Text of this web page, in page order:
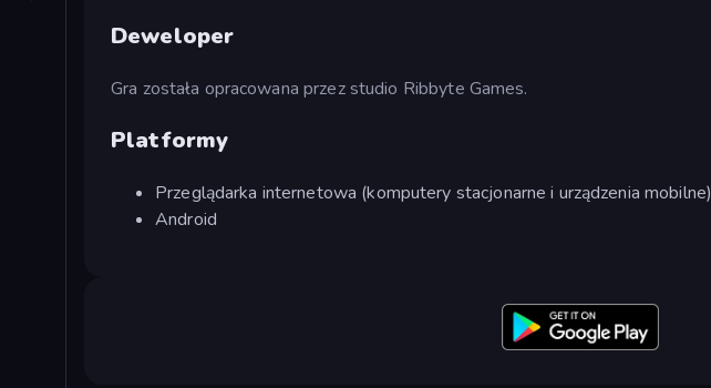
Deweloper
Gra została opracowana przez studio Ribbyte Games.
Platformy
Przeglądarka internetowa (komputery stacjonarne i urządzenia mobilne)
Android